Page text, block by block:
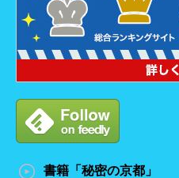
書籍「秘密の京都」